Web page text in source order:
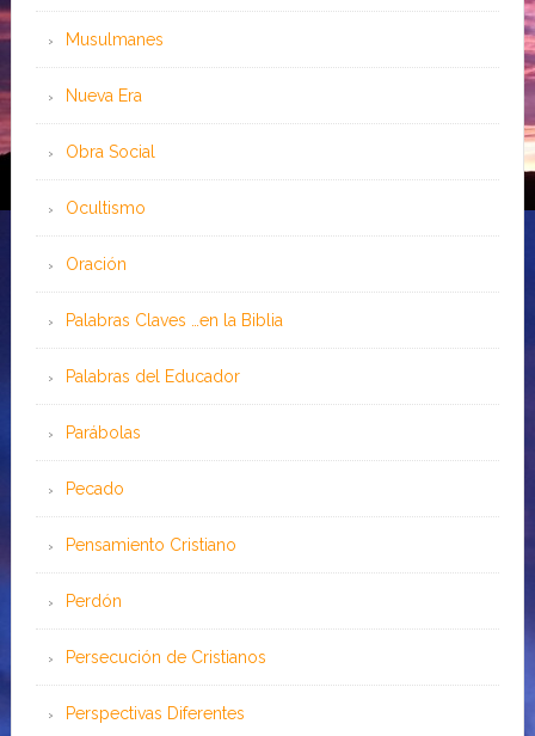
Musulmanes
Nueva Era
Obra Social
Ocultismo
Oración
Palabras Claves …en la Biblia
Palabras del Educador
Parábolas
Pecado
Pensamiento Cristiano
Perdón
Persecución de Cristianos
Perspectivas Diferentes